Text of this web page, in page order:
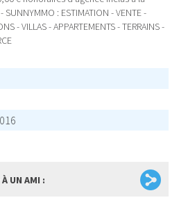
: ESTIMATION - VENTE -
- VILLAS - APPARTEMENTS - TERRAINS -
À UN AMI :